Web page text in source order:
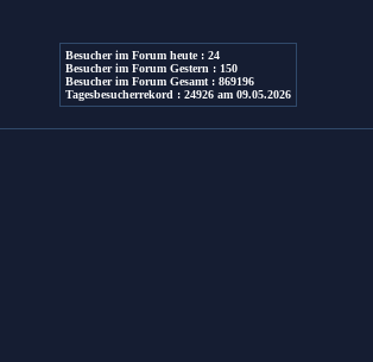
Besucher im Forum heute : 24
Besucher im Forum Gestern : 150
Besucher im Forum Gesamt : 869196
Tagesbesucherrekord : 24926 am 09.05.2026